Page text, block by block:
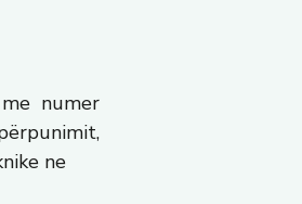
numer
ne